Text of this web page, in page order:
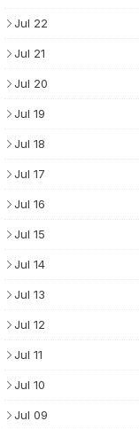
Jul 22
Jul 21
Jul 20
Jul 19
Jul 18
Jul 17
Jul 16
Jul 15
Jul 14
Jul 13
Jul 12
Jul 11
Jul 10
Jul 09